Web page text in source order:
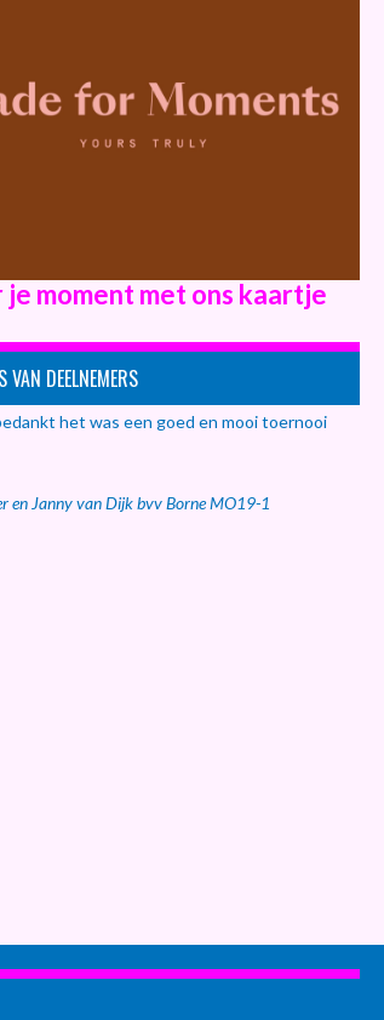
je moment met ons kaartje
VAN DEELNEMERS
het was een goed en mooi toernooi
en Janny van Dijk bvv Borne MO19-1